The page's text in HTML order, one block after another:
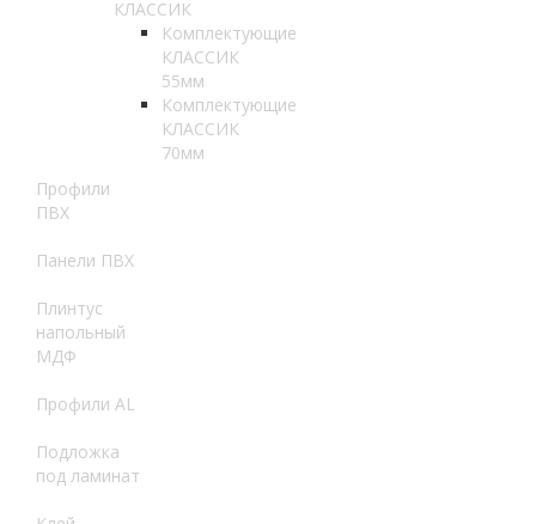
КЛАССИК
Комплектующие
КЛАССИК
55мм
Комплектующие
КЛАССИК
70мм
Профили
ПВХ
Панели ПВХ
Плинтус
напольный
МДФ
Профили AL
Подложка
под ламинат